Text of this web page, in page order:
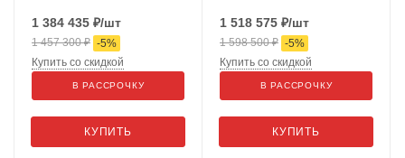
1 384 435 ₽/шт
1 457 300₽ -5%
КУПИТЬ
Купить со скидкой
В РАССРОЧКУ
1 518 575 ₽/шт
1 598 500₽ -5%
КУПИТЬ
Купить со скидкой
В РАССРОЧКУ